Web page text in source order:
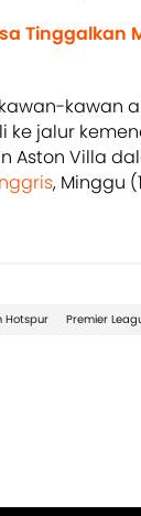
Tinggalkan
kawan
ke jalur
Aston Villa
, Minggu
Hotspur Premier